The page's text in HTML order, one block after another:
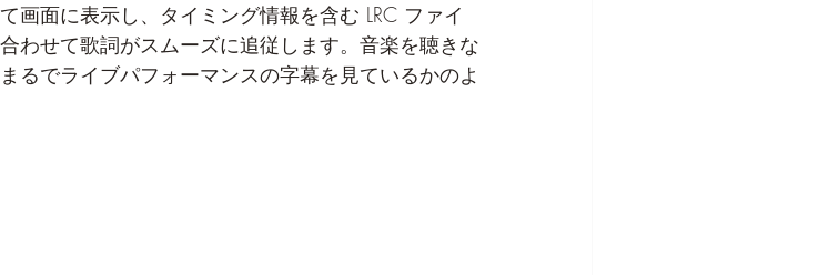
画面に表示し、タイミング情報を含む LRC ファイ
わせて歌詞がスムーズに追従します。音楽を聴きな
るでライブパフォーマンスの字幕を見ているかのよ